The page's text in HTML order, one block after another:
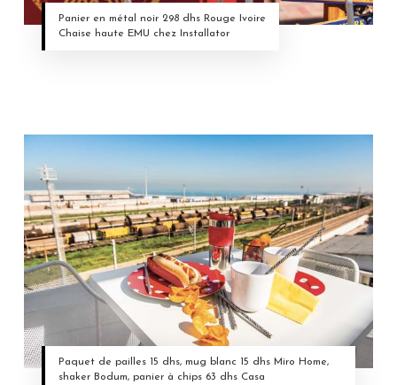
Panier en métal noir 298 dhs Rouge Ivoire
Chaise haute EMU chez Installator
Paquet de pailles 15 dhs, mug blanc 15 dhs Miro Home,
shaker Bodum, panier à chips 63 dhs Casa